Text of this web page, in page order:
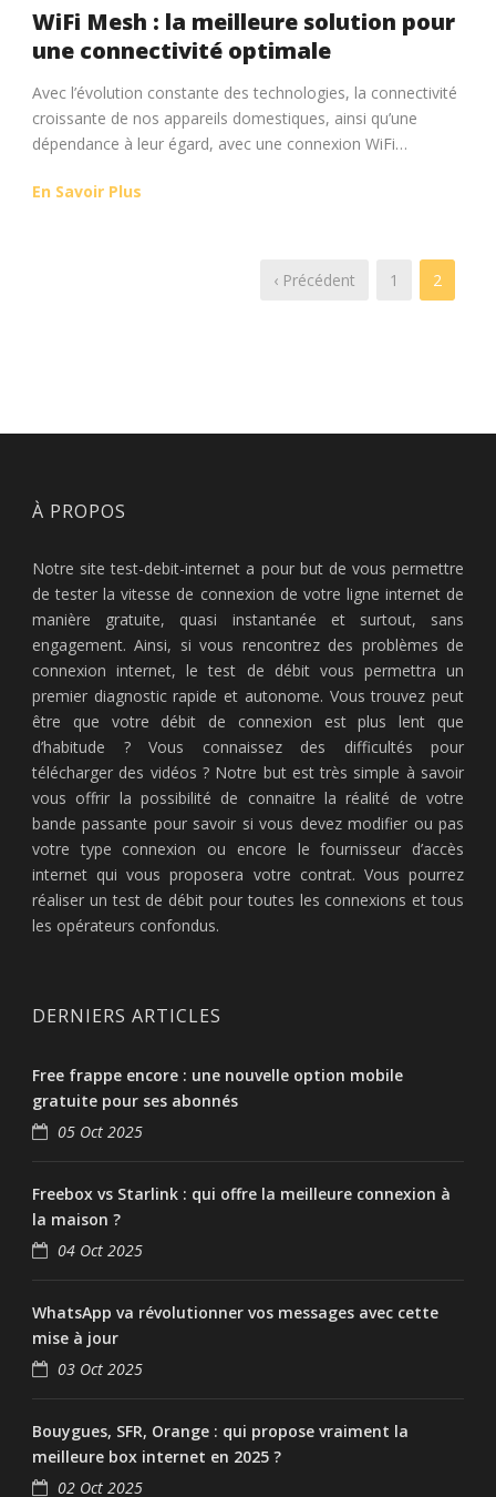
WiFi Mesh : la meilleure solution pour
une connectivité optimale
Avec l’évolution constante des technologies, la connectivité
croissante de nos appareils domestiques, ainsi qu’une
dépendance à leur égard, avec une connexion WiFi…
En Savoir Plus
‹ Précédent 1 2
À PROPOS
Notre site test-debit-internet a pour but de vous permettre
de tester la vitesse de connexion de votre ligne internet de
manière gratuite, quasi instantanée et surtout, sans
engagement. Ainsi, si vous rencontrez des problèmes de
connexion internet, le test de débit vous permettra un
premier diagnostic rapide et autonome. Vous trouvez peut
être que votre débit de connexion est plus lent que
d’habitude ? Vous connaissez des difficultés pour
télécharger des vidéos ? Notre but est très simple à savoir
vous offrir la possibilité de connaitre la réalité de votre
bande passante pour savoir si vous devez modifier ou pas
votre type connexion ou encore le fournisseur d’accès
internet qui vous proposera votre contrat. Vous pourrez
réaliser un test de débit pour toutes les connexions et tous
les opérateurs confondus.
DERNIERS ARTICLES
Free frappe encore : une nouvelle option mobile
gratuite pour ses abonnés
05 Oct 2025
Freebox vs Starlink : qui offre la meilleure connexion à
la maison ?
04 Oct 2025
WhatsApp va révolutionner vos messages avec cette
mise à jour
03 Oct 2025
Bouygues, SFR, Orange : qui propose vraiment la
meilleure box internet en 2025 ?
02 Oct 2025